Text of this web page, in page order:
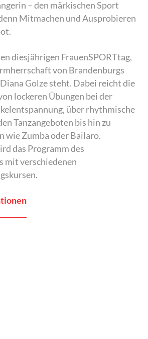
– den märkischen Sport
Mitmachen und Ausprobieren
diesjährigen FrauenSPORTtag,
von Brandenburgs
Golze steht. Dabei reicht die
lockeren Übungen bei der
über rhythmische
Tanzangeboten bis hin zu
wie Zumba oder Bailaro.
das Programm des
mit verschiedenen